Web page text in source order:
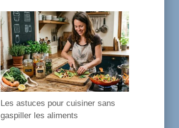
t
é
g
o
r
i
e
s
Les astuces pour cuisiner sans
gaspiller les aliments